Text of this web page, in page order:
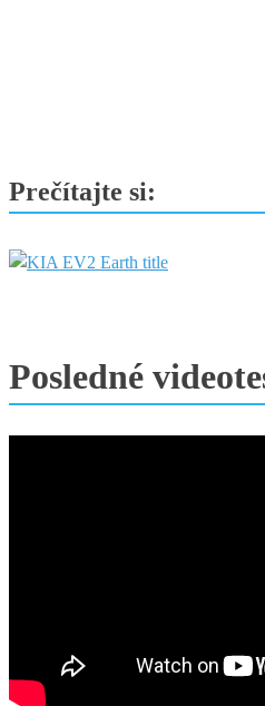
Prečítajte si:
Posledné